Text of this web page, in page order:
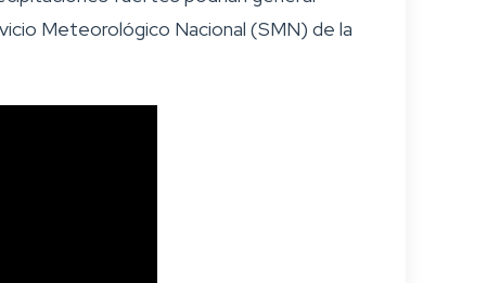
Meteorológico Nacional (SMN) de la